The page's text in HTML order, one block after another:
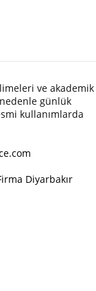
ve akademik
günlük
kullanımlarda
Diyarbakır